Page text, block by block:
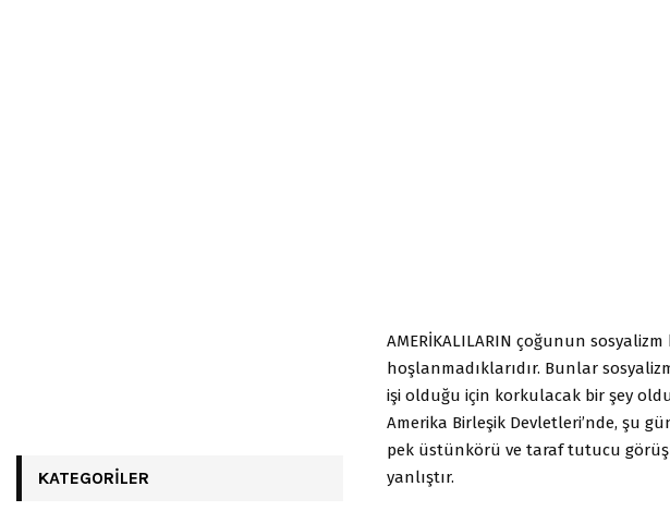
AMERİKALILARIN çoğunun
hoşlanmadıklarıdır. Bunlar
işi olduğu için korkulacak bir şey
Amerika Birleşik Devletleri’nde, şu
pek üstünkörü ve taraf tutucu
yanlıştır.
KATEGORILER